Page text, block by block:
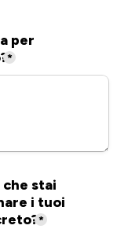
per
*
stai
i tuoi
*